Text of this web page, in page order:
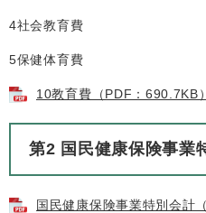
4社会教育費
5保健体育費
10教育費（PDF：690.7KB）
第2 国民健康保険事業
国民健康保険事業特別会計